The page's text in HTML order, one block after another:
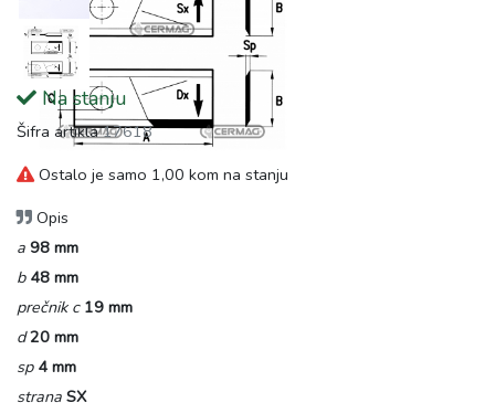
Na stanju
Šifra artikla17618
Ostalo je samo 1,00 kom na stanju
Opis
a 98 mm
b 48 mm
prečnik c 19 mm
d 20 mm
sp 4 mm
strana SX